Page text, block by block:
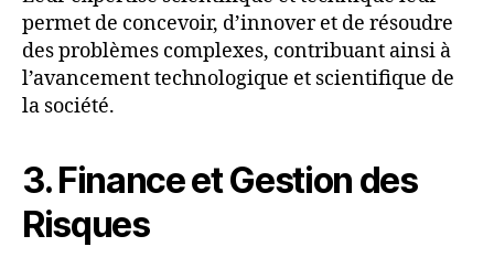
permet de concevoir, d’innover et de résoudre
des problèmes complexes, contribuant ainsi à
l’avancement technologique et scientifique de
la société.
3. Finance et Gestion des
Risques